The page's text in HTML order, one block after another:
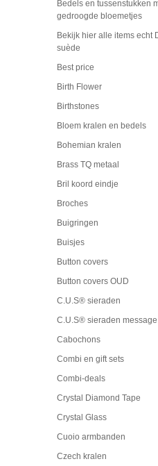
Bedels en tussenstukken
gedroogde bloemetjes
Bekijk hier alle items echt
suède
Best price
Birth Flower
Birthstones
Bloem kralen en bedels
Bohemian kralen
Brass TQ metaal
Bril koord eindje
Broches
Buigringen
Buisjes
Button covers
Button covers OUD
C.U.S® sieraden
C.U.S® sieraden
Cabochons
Combi en gift sets
Combi-deals
Crystal Diamond Tape
Crystal Glass
Cuoio armbanden
Czech kralen